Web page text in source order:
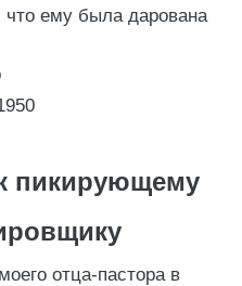
что ему была дарована
пикирующему
отца-пастора в